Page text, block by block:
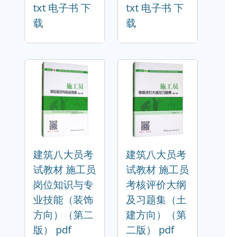
txt 电子书 下
载
txt 电子书 下
载
建筑八大员考
试教材 施工员
岗位知识与专
业技能（装饰
方向）（第二
版） pdf
建筑八大员考
试教材 施工员
考核评价大纲
及习题集（土
建方向）（第
二版） pdf